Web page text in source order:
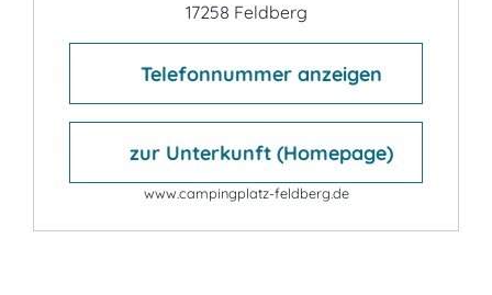
17258 Feldberg
Telefonnummer anzeigen
zur Unterkunft (Homepage)
www.campingplatz-feldberg.de